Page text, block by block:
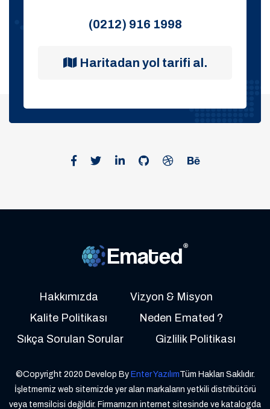
(0212) 916 1998
Haritadan yol tarifi al.
Hakkımızda
Vizyon & Misyon
Kalite Politikası
Neden Emated ?
Sıkça Sorulan Sorular
Gizlilik Politikası
©Copyright 2020 Develop By Enter YazılımTüm Hakları Saklıdır.
İşletmemiz web sitemizde yer alan markaların yetkili distribütörü
veya temsilcisi değildir. Firmamızın internet sitesinde ve katalogda